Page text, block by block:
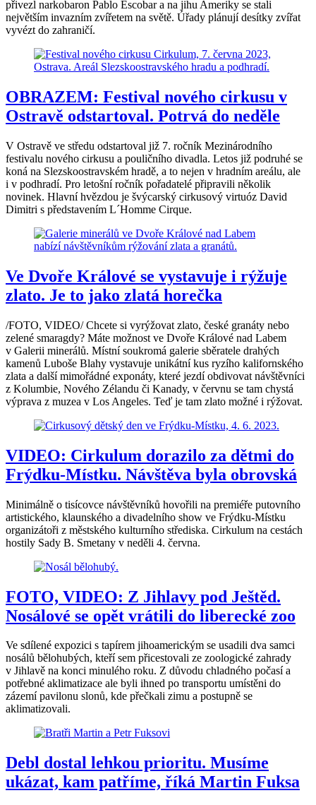
přivezl narkobaron Pablo Escobar a na jihu Ameriky se stali
největším invazním zvířetem na světě. Úřady plánují desítky zvířat
vyvézt do zahraničí.
OBRAZEM: Festival nového cirkusu v
Ostravě odstartoval. Potrvá do neděle
V Ostravě ve středu odstartoval již 7. ročník Mezinárodního
festivalu nového cirkusu a pouličního divadla. Letos již podruhé se
koná na Slezskoostravském hradě, a to nejen v hradním areálu, ale
i v podhradí. Pro letošní ročník pořadatelé připravili několik
novinek. Hlavní hvězdou je švýcarský cirkusový virtuóz David
Dimitri s představením L´Homme Cirque.
Ve Dvoře Králové se vystavuje i rýžuje
zlato. Je to jako zlatá horečka
/FOTO, VIDEO/ Chcete si vyrýžovat zlato, české granáty nebo
zelené smaragdy? Máte možnost ve Dvoře Králové nad Labem
v Galerii minerálů. Místní soukromá galerie sběratele drahých
kamenů Luboše Blahy vystavuje unikátní kus ryzího kalifornského
zlata a další mimořádné exponáty, které jezdí obdivovat návštěvníci
z Kolumbie, Nového Zélandu či Kanady, v červnu se tam chystá
výprava z muzea v Los Angeles. Teď je tam zlato možné i rýžovat.
VIDEO: Cirkulum dorazilo za dětmi do
Frýdku-Místku. Návštěva byla obrovská
Minimálně o tisícovce návštěvníků hovořili na premiéře putovního
artistického, klaunského a divadelního show ve Frýdku-Místku
organizátoři z městského kulturního střediska. Cirkulum na cestách
hostily Sady B. Smetany v neděli 4. června.
FOTO, VIDEO: Z Jihlavy pod Ještěd.
Nosálové se opět vrátili do liberecké zoo
Ve sdílené expozici s tapírem jihoamerickým se usadili dva samci
nosálů bělohubých, kteří sem přicestovali ze zoologické zahrady
v Jihlavě na konci minulého roku. Z důvodu chladného počasí a
potřebné aklimatizace ale byli ihned po transportu umístěni do
zázemí pavilonu slonů, kde přečkali zimu a postupně se
aklimatizovali.
Debl dostal lehkou prioritu. Musíme
ukázat, kam patříme, říká Martin Fuksa